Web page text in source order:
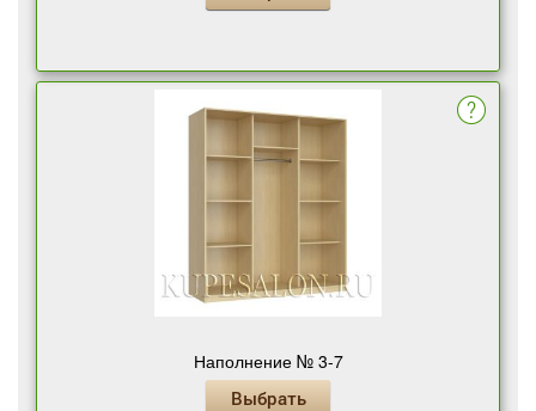
Наполнение № 3-7
Выбрать